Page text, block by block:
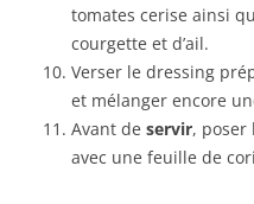
tomates cerise ainsi
courgette et d’ail.
Verser le dressing
et mélanger encore
Avant de servir,
avec une feuille de